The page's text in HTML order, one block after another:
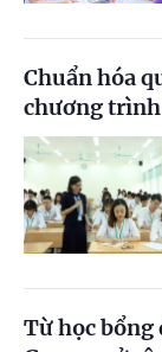
Chuẩn hóa
chương trình
Từ học bổng